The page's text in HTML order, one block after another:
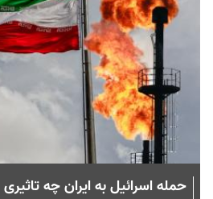
حمله اسرائیل به ایران چه تاثیری